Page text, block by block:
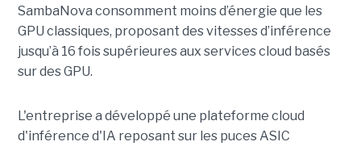
SambaNova consomment moins d’énergie que les
GPU classiques, proposant des vitesses d’inférence
jusqu’à 16 fois supérieures aux services cloud basés
sur des GPU.
L'entreprise a développé une plateforme cloud
d'inférence d'IA reposant sur les puces ASIC